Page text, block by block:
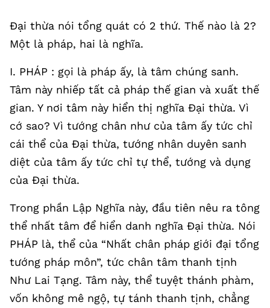
Đại thừa nói tổng quát có 2 thứ. Thế nào là 2?
Một là pháp, hai là nghĩa.
I. PHÁP : gọi là pháp ấy, là tâm chúng sanh.
Tâm này nhiếp tất cả pháp thế gian và xuất thế
gian. Y nơi tâm này hiển thị nghĩa Đại thừa. Vì
cớ sao? Vì tướng chân như của tâm ấy tức chỉ
cái thể của Đại thừa, tướng nhân duyên sanh
diệt của tâm ấy tức chỉ tự thể, tướng và dụng
của Đại thừa.
Trong phần Lập Nghĩa này, đầu tiên nêu ra tông
thể nhất tâm để hiển danh nghĩa Đại thừa. Nói
PHÁP là, thể của “Nhất chân pháp giới đại tổng
tướng pháp môn”, tức chân tâm thanh tịnh
Như Lai Tạng. Tâm này, thể tuyệt thánh phàm,
vốn không mê ngộ, tự tánh thanh tịnh, chẳng